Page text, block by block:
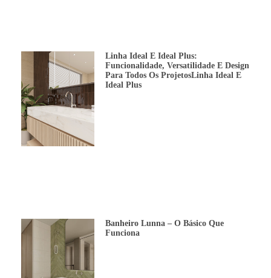
Linha Ideal E Ideal Plus:
Funcionalidade, Versatilidade E Design
Para Todos Os ProjetosLinha Ideal E
Ideal Plus
Banheiro Lunna – O Básico Que
Funciona